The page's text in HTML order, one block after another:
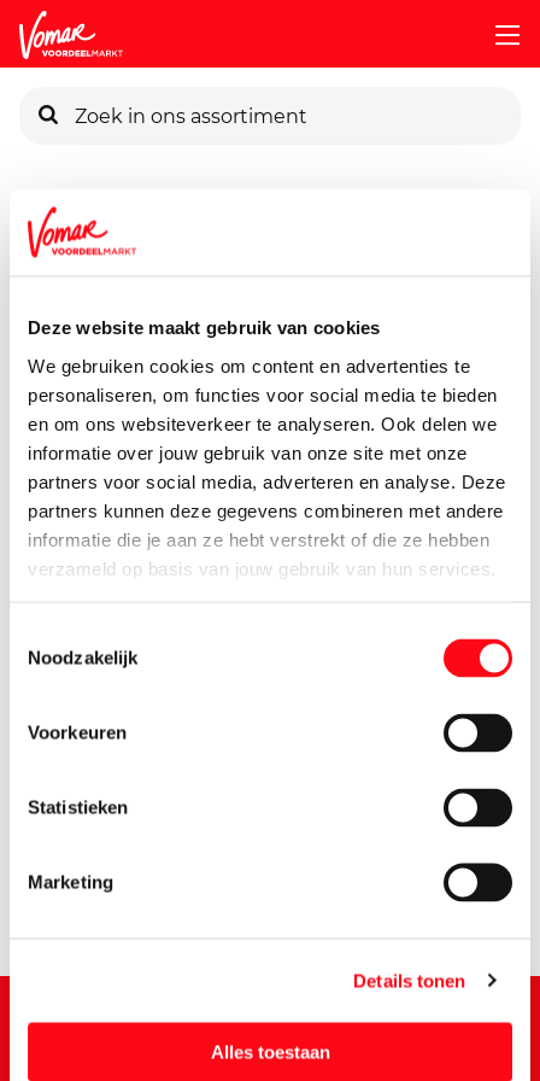
Deze website maakt gebruik van cookies
We gebruiken cookies om content en advertenties te
personaliseren, om functies voor social media te bieden
en om ons websiteverkeer te analyseren. Ook delen we
informatie over jouw gebruik van onze site met onze
partners voor social media, adverteren en analyse. Deze
partners kunnen deze gegevens combineren met andere
informatie die je aan ze hebt verstrekt of die ze hebben
verzameld op basis van jouw gebruik van hun services.
Noodzakelijk
Voorkeuren
Statistieken
Marketing
Details tonen
Alles toestaan
Pincode vergeten
Persoonlijk KIK-account
Assortiment
300 gram
4.49